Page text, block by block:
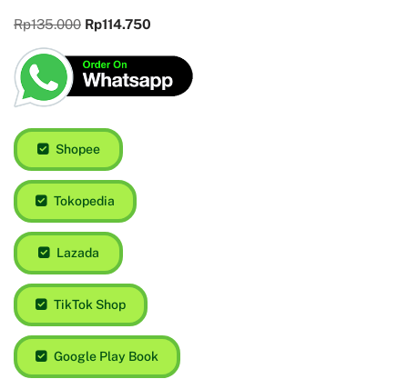
Rp135.000 Rp114.750
Shopee
Tokopedia
Lazada
TikTok Shop
Google Play Book